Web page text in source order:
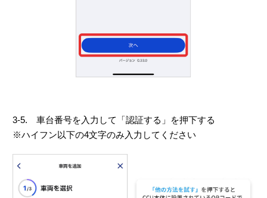
3-5. 車台番号を入力して「認証する」を押下する
※ハイフン以下の4文字のみ入力してください